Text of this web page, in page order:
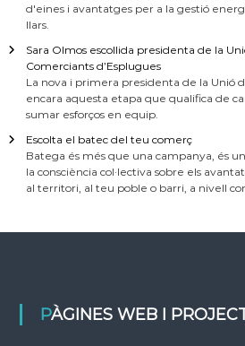
d'eines i avantatges per a la gestió
llars.
Sara Olmos escollida presidenta de la
Comerciants d’Esplugues
La nova i primera presidenta de la Unió
encara aquesta etapa que qualifica de
sumar esforços en equip.
Escolta el batec del teu comerç
Batega és més que una campanya, és
la consciència col·lectiva sobre els
al territori, al teu poble o barri, a nivell
PÀGINES WEB I